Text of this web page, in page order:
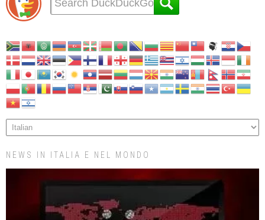
NEWS IN ITALIA E NEL MONDO